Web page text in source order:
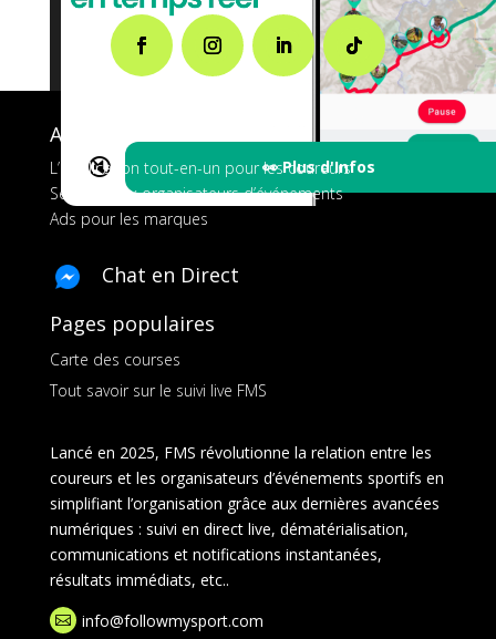
🔇 👀 Plus d'Infos
A propos de FMS
L’application tout-en-un pour les coureurs
Services aux organisateurs d’événements
Ads pour les marques
Chat en Direct
Pages populaires
Carte des courses
Tout savoir sur le suivi live FMS
Lancé en 2025, FMS révolutionne la relation entre les
coureurs et les organisateurs d’événements sportifs en
simplifiant l’organisation grâce aux dernières avancées
numériques : suivi en direct live, dématérialisation,
communications et notifications instantanées,
résultats immédiats, etc..
 info@followmysport.com